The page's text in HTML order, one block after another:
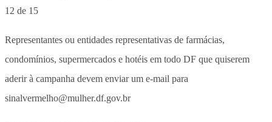
12 de 15
Representantes ou entidades representativas de farmácias,
condomínios, supermercados e hotéis em todo DF que quiserem
aderir à campanha devem enviar um e-mail para
sinalvermelho@mulher.df.gov.br